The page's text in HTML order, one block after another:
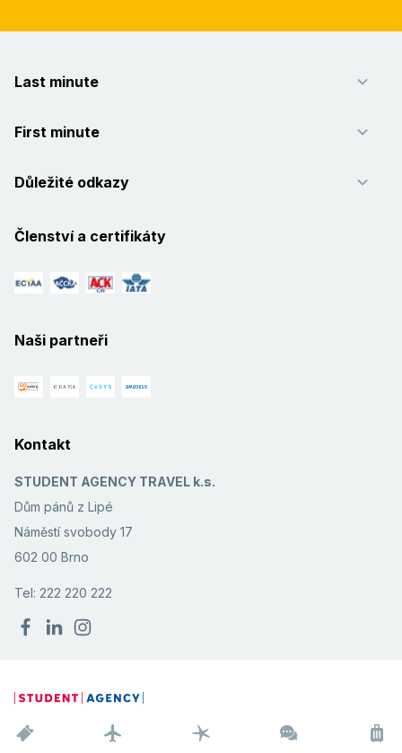
Last minute
First minute
Důležité odkazy
Členství a certifikáty
Naši partneři
Kontakt
STUDENT AGENCY TRAVEL k.s.
Dům pánů z Lipé
Náměstí svobody 17
602 00 Brno
Tel: 222 220 222